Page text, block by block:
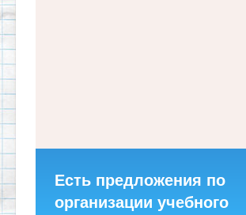
Есть предложения по
организации учебного